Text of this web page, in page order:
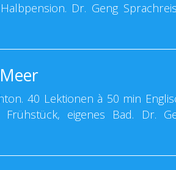
Dr. Geng
40 Lektionen à 50 min
Frühstück, eigenes Bad. Dr.